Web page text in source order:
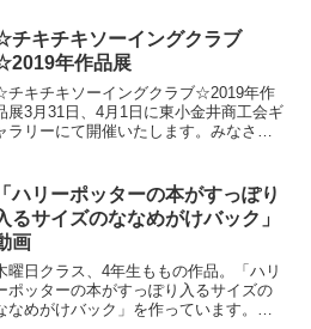
チキチキソーイングクラブ
年作品展
チキチキソーイングクラブ☆2019年作
展3月31日、4月1日に東小金井商工会ギ
ラリーにて開催いたします。みなさ
晴らしいものばかりです。たくさんの方
の心の響きますよ...
「ハリーポッターの本がすっぽり
るサイズのななめがけバック」
画
曜日クラス、4年生ももの作品。「ハリ
ポッターの本がすっぽり入るサイズの
なめがけバック」を作っています。最